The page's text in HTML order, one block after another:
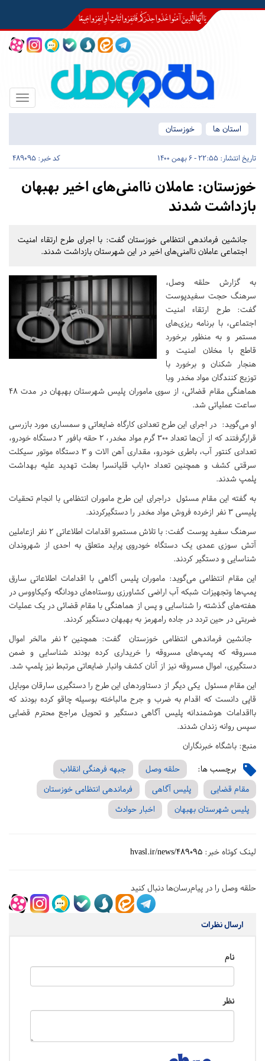
Toggle
استان ها
خوزستان
تاریخ انتشار: 22:55 - 6 بهمن 1400 کد خبر: 489095
خوزستان: عاملان ناامنی‌های اخیر بهبهان
بازداشت شدند
جانشین فرماندهی انتظامی خوزستان گفت: با اجرای طرح ارتقاء امنیت
اجتماعی عاملان ناامنی‌های اخیر در این شهرستان بازداشت شدند.
به گزارش حلقه وصل،
سرهنگ حجت سفیدپوست
گفت: طرح ارتقاء امنیت
اجتماعی، با برنامه ریزی‌های
مستمر و به منظور برخورد
قاطع با مخلان امنیت و
هنجار شکنان و برخورد با
توزیع کنندگان مواد مخدر وبا
هماهنگی مقام قضائی، از سوی ماموران پلیس شهرستان بهبهان در مدت ۴۸
ساعت عملیاتی شد.
او می‌گوید: در اجرای این طرح تعدادی کارگاه ضایعاتی و سمساری مورد بازرسی
قرارگرفتند که از آن‌ها تعداد ۳۰۰ گرم مواد مخدر، ۲ حقه بافور ۲ دستگاه خودرو،
تعدادی کنتور آب، باطری خودرو، مقداری آهن الات و ۳ دستگاه موتور سیکلت
سرقتی کشف و همچنین تعداد ۱۰باب قلیانسرا بعلت تهدید علیه بهداشت
پلمپ شدند.
به گفته این مقام مسئول دراجرای این طرح ماموران انتظامی با انجام تحقیات
پلیسی ۳ نفر ازخرده فروش مواد مخدر را دستگیرکردند.
سرهنگ سفید پوست گفت: با تلاش مستمرو اقدامات اطلاعاتی ۲ نفر ازعاملین
آتش سوزی عمدی یک دستگاه خودروی پراید متعلق به احدی از شهروندان
شناسایی و دستگیر کردند.
این مقام انتظامی می‌گوید: ماموران پلیس آگاهی با اقدامات اطلاعاتی سارق
پمپ‌ها وتجهیزات شبکه آب اراضی کشاورزی روستاه‌های دودانگه وکیکاووس در
هفته‌های گذشته را شناسایی و پس از هماهنگی با مقام قضائی در یک عملیات
ضربتی در حین تردد در جاده رامهرمز به بهبهان دستگیر کردند.
جانشین فرماندهی انتظامی خوزستان گفت: همچنین ۲ نفر مالخر اموال
مسروقه که پمپ‌های مسروقه را خریداری کرده بودند شناسایی و ضمن
دستگیری، اموال مسروقه نیز از آنان کشف وانبار ضایعاتی مرتبط نیز پلمپ شد.
این مقام مسئول یکی دیگر از دستاوردهای این طرح را دستگیری سارقان موبایل
قاپی دانست که اقدام به ضرب و جرح مالباخته بوسیله چاقو کرده بودند که
بااقدامات هوشمندانه پلیس آگاهی دستگیر و تحویل مراجع محترم قضایی
سپس روانه زندان شدند.
منبع: باشگاه خبرنگاران
برچسب ها: حلقه وصل
جبهه فرهنگی انقلاب
مقام قضایی
پلیس آگاهی
فرماندهی انتظامی خوزستان
پلیس شهرستان بهبهان
اخبار حوادث
لینک کوتاه خبر: hvasl.ir/news/489095
حلقه وصل را در پیام‌رسان‌ها دنبال کنید
ارسال نظرات
نام
نظر